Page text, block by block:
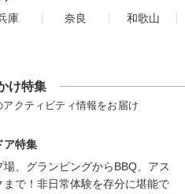
庫 奈良
和歌山
け特集
クティビティ情報をお届け
ア特集
場、グランピングからBBQ、アス
まで！非日常体験を存分に堪能で